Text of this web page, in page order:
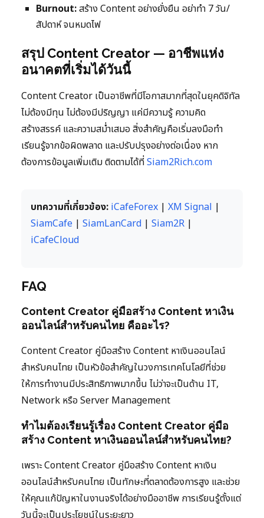
Burnout:สร้าง Content อย่างยั่งยืน อย่าทำ 7 วัน/
สัปดาห์ จนหมดไฟ
สรุป Content Creator — อาชีพแห่ง
อนาคตที่เริ่มได้วันนี้
Content Creator เป็นอาชีพที่มีโอกาสมากที่สุดในยุคดิจิทัล
ไม่ต้องมีทุน ไม่ต้องมีปริญญา แค่มีความรู้ ความคิด
สร้างสรรค์ และความสม่ำเสมอ สิ่งสำคัญคือเริ่มลงมือทำ
เรียนรู้จากข้อผิดพลาด และปรับปรุงอย่างต่อเนื่อง หาก
ต้องการข้อมูลเพิ่มเติม ติดตามได้ที่Siam2Rich.com
บทความที่เกี่ยวข้อง: iCafeForex | XM Signal |
SiamCafe | SiamLanCard | Siam2R |
iCafeCloud
FAQ
Content Creator คู่มือสร้าง Content หาเงิน
ออนไลน์สำหรับคนไทย คืออะไร?
Content Creator คู่มือสร้าง Content หาเงินออนไลน์
สำหรับคนไทย เป็นหัวข้อสำคัญในวงการเทคโนโลยีที่ช่วย
ให้การทำงานมีประสิทธิภาพมากขึ้น ไม่ว่าจะเป็นด้าน IT,
Network หรือ Server Management
ทำไมต้องเรียนรู้เรื่อง Content Creator คู่มือ
สร้าง Content หาเงินออนไลน์สำหรับคนไทย?
เพราะ Content Creator คู่มือสร้าง Content หาเงิน
ออนไลน์สำหรับคนไทย เป็นทักษะที่ตลาดต้องการสูง และช่วย
ให้คุณแก้ปัญหาในงานจริงได้อย่างมืออาชีพ การเรียนรู้ตั้งแต่
วันนี้จะเป็นประโยชน์ในระยะยาว